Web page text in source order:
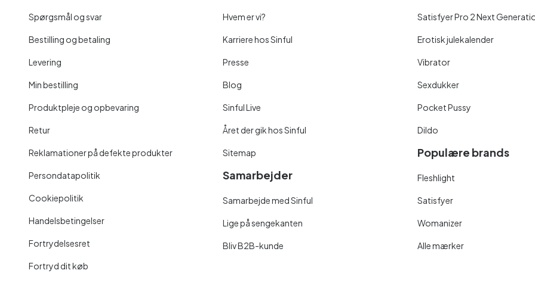
Spørgsmål og svar
Bestilling og betaling
Levering
Min bestilling
Produktpleje og opbevaring
Retur
Reklamationer på defekte produkter
Persondatapolitik
Cookiepolitik
Handelsbetingelser
Fortrydelsesret
Fortryd dit køb
Hvem er vi?
Karriere hos Sinful
Presse
Blog
Sinful Live
Året der gik hos Sinful
Sitemap
Samarbejder
Samarbejde med Sinful
Lige på sengekanten
Bliv B2B-kunde
Satisfyer Pro 2 Next
Erotisk julekalender
Vibrator
Sexdukker
Pocket Pussy
Dildo
Populære brands
Fleshlight
Satisfyer
Womanizer
Alle mærker